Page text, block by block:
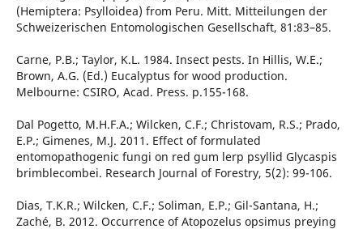
(Hemiptera: Psylloidea) from Peru. Mitt. Mitteilungen der
Schweizerischen Entomologischen Gesellschaft, 81:83–85.
Carne, P.B.; Taylor, K.L. 1984. Insect pests. In Hillis, W.E.;
Brown, A.G. (Ed.) Eucalyptus for wood production.
Melbourne: CSIRO, Acad. Press. p.155-168.
Dal Pogetto, M.H.F.A.; Wilcken, C.F.; Christovam, R.S.; Prado,
E.P.; Gimenes, M.J. 2011. Effect of formulated
entomopathogenic fungi on red gum lerp psyllid Glycaspis
brimblecombei. Research Journal of Forestry, 5(2): 99-106.
Dias, T.K.R.; Wilcken, C.F.; Soliman, E.P.; Gil-Santana, H.;
Zaché, B. 2012. Occurrence of Atopozelus opsimus preying